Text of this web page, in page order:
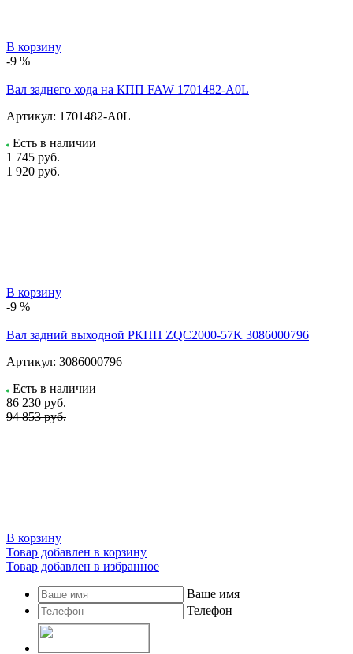
В корзину
-9 %
Вал заднего хода на КПП FAW 1701482-A0L
Артикул: 1701482-A0L
Есть в наличии
1 745 руб.
1 920 руб.
В корзину
-9 %
Вал задний выходной РКПП ZQC2000-57K 3086000796
Артикул: 3086000796
Есть в наличии
86 230 руб.
94 853 руб.
В корзину
Товар добавлен в корзину
Товар добавлен в избранное
Ваше имя
Телефон